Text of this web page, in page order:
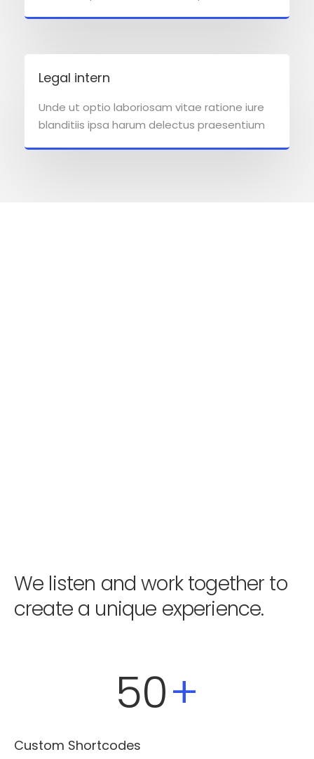
Legal intern
Unde ut optio laboriosam vitae ratione iure
blanditiis ipsa harum delectus praesentium
We listen and work together to
create a unique experience.
50+
Custom Shortcodes